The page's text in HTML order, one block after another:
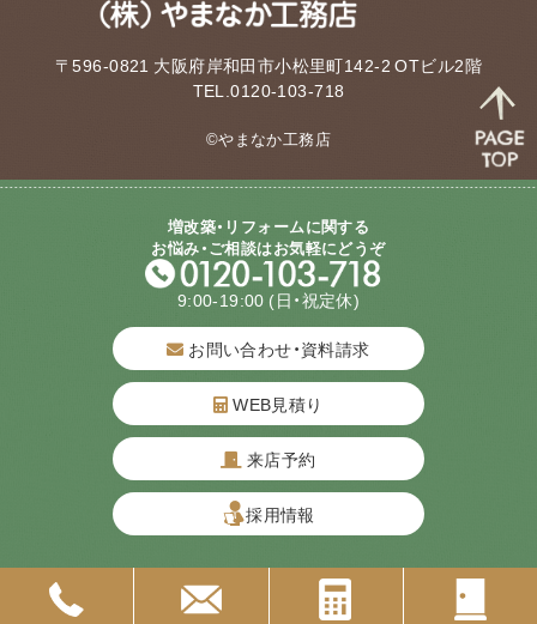
〒596-0821 大阪府岸和田市小松里町142-2 OTビル2階
TEL.0120-103-718
©やまなか工務店
増改築・リフォームに関する
お悩み・ご相談はお気軽にどうぞ
9:00-19:00 (日・祝定休)
お問い合わせ・資料請求
WEB見積り
来店予約
採用情報